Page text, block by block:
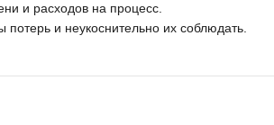
и расходов на процесс.
и неукоснительно их соблюдать.